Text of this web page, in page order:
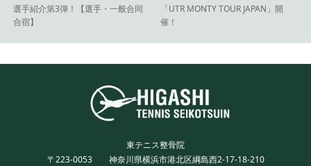
選手紹介第3弾！【選手・一般合同
合宿】
「UTR MONTY TOUR JAPAN」開
催！
東テニス整骨院
〒223-0053 神奈川県横浜市港北区綱島西2-17-18-210